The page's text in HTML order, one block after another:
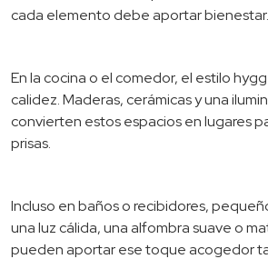
cada elemento debe aportar bienestar.
En la cocina o el comedor, el estilo
calidez. Maderas, cerámicas y una
convierten estos espacios en lugares
prisas.
Incluso en baños o recibidores,
una luz cálida, una alfombra suave o
pueden aportar ese toque acogedor